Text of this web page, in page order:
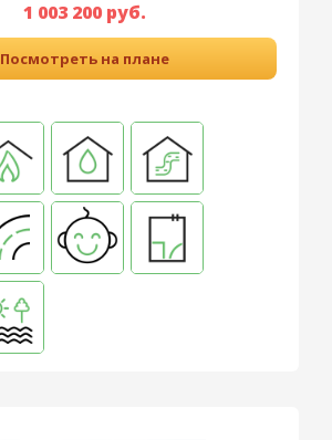
1 003 200 руб.
Посмотреть на плане